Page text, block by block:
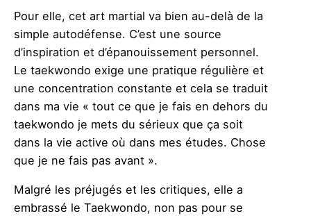
Pour elle, cet art martial va bien au-delà de la
simple autodéfense. C’est une source
d’inspiration et d’épanouissement personnel.
Le taekwondo exige une pratique régulière et
une concentration constante et cela se traduit
dans ma vie « tout ce que je fais en dehors du
taekwondo je mets du sérieux que ça soit
dans la vie active où dans mes études. Chose
que je ne fais pas avant ».
Malgré les préjugés et les critiques, elle a
embrassé le Taekwondo, non pas pour se